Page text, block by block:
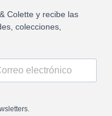
Colette y recibe las
colecciones,